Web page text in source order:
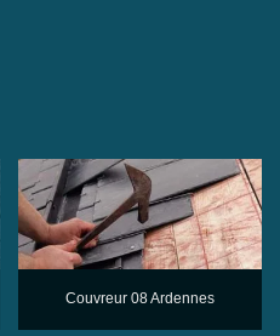
Couvreur 08 Ardennes